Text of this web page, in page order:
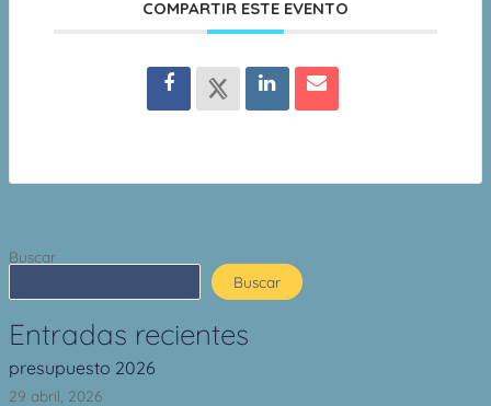
COMPARTIR ESTE EVENTO
Buscar
Buscar
Entradas recientes
presupuesto 2026
29 abril, 2026